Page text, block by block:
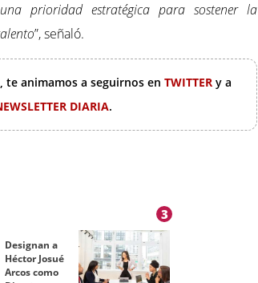
prioridad estratégica para sostener la
”, señaló.
animamos a seguirnos en TWITTER y a
DIARIA.
Designan a
Héctor Josué
Arcos como
3